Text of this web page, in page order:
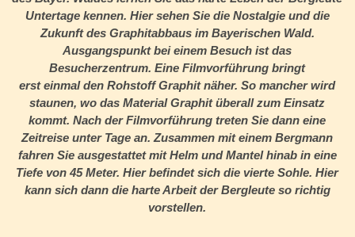
Untertage kennen. Hier sehen Sie die Nostalgie und die
Zukunft des Graphitabbaus im Bayerischen Wald.
Ausgangspunkt bei einem Besuch ist das
Besucherzentrum. Eine Filmvorführung bringt
erst einmal den Rohstoff Graphit näher. So mancher wird
staunen, wo das Material Graphit überall zum Einsatz
kommt. Nach der Filmvorführung treten Sie dann eine
Zeitreise unter Tage an. Zusammen mit einem Bergmann
fahren Sie ausgestattet mit Helm und Mantel hinab in eine
Tiefe von 45 Meter. Hier befindet sich die vierte Sohle. Hier
kann sich dann die harte Arbeit der Bergleute so richtig
vorstellen.